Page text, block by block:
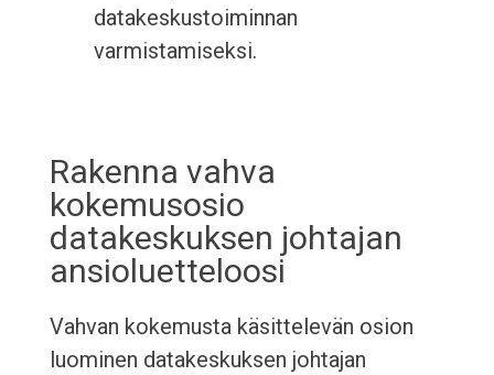
datakeskustoiminnan
varmistamiseksi.
Rakenna vahva
kokemusosio
datakeskuksen johtajan
ansioluetteloosi
Vahvan kokemusta käsittelevän osion
luominen datakeskuksen johtajan